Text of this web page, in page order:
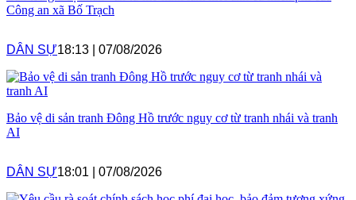
Công an xã Bố Trạch
DÂN SỰ18:13 07/08/2026
Bảo vệ di sản tranh Đông Hồ trước nguy cơ từ tranh nhái và tranh
AI
DÂN SỰ18:01 07/08/2026